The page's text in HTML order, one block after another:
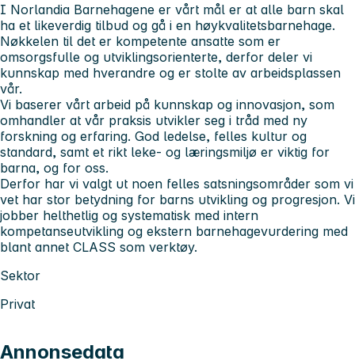
I Norlandia Barnehagene er vårt mål er at alle barn skal
ha et likeverdig tilbud og gå i en høykvalitetsbarnehage.
Nøkkelen til det er kompetente ansatte som er
omsorgsfulle og utviklingsorienterte, derfor deler vi
kunnskap med hverandre og er stolte av arbeidsplassen
vår.
Vi baserer vårt arbeid på kunnskap og innovasjon, som
omhandler at vår praksis utvikler seg i tråd med ny
forskning og erfaring. God ledelse, felles kultur og
standard, samt et rikt leke- og læringsmiljø er viktig for
barna, og for oss.
Derfor har vi valgt ut noen felles satsningsområder som vi
vet har stor betydning for barns utvikling og progresjon. Vi
jobber helthetlig og systematisk med intern
kompetanseutvikling og ekstern barnehagevurdering med
blant annet CLASS som verktøy.
Sektor
Privat
Annonsedata